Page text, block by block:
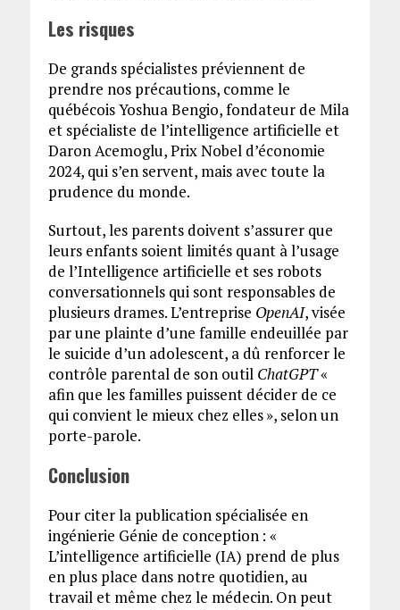
Les risques
De grands spécialistes préviennent de
prendre nos précautions, comme le
québécois Yoshua Bengio, fondateur de Mila
et spécialiste de l’intelligence artificielle et
Daron Acemoglu, Prix Nobel d’économie
2024, qui s’en servent, mais avec toute la
prudence du monde.
Surtout, les parents doivent s’assurer que
leurs enfants soient limités quant à l’usage
de l’Intelligence artificielle et ses robots
conversationnels qui sont responsables de
plusieurs drames. L’entreprise OpenAI, visée
par une plainte d’une famille endeuillée par
le suicide d’un adolescent, a dû renforcer le
contrôle parental de son outil ChatGPT«
afin que les familles puissent décider de ce
qui convient le mieux chez elles », selon un
porte-parole.
Conclusion
Pour citer la publication spécialisée en
ingénierie Génie de conception : «
L’intelligence artificielle (IA) prend de plus
en plus place dans notre quotidien, au
travail et même chez le médecin. On peut